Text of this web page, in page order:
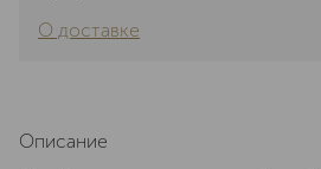
О доставке
Описание